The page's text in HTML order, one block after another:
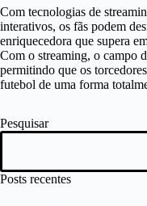
Com tecnologias de
interativos, os fãs podem
enriquecedora que supera
Com o streaming, o campo
permitindo que os
futebol de uma forma
Pesquisar
Posts recentes